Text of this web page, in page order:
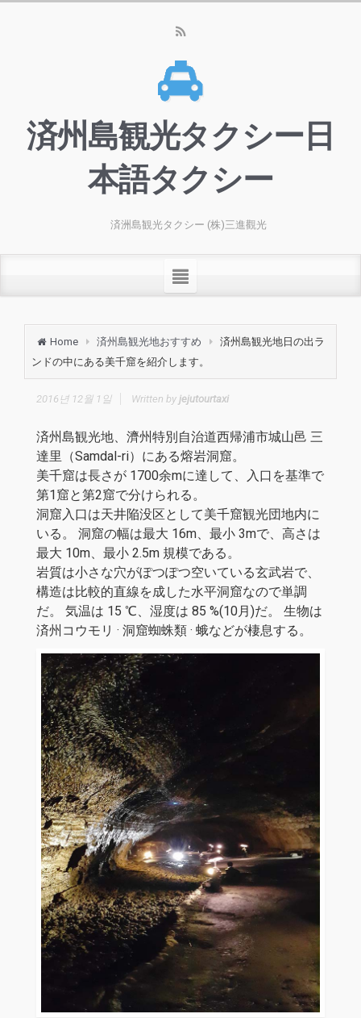
済州島観光タクシー日
本語タクシー
済洲島観光タクシー (株)三進觀光
Home 済州島観光地おすすめ
済州島観光地日の出ラ
ンドの中にある美千窟を紹介します。
2016년 12월 1일 Written by jejutourtaxi
済州島観光地、濟州特別自治道西帰浦市城山邑 三
達里（Samdal-ri）にある熔岩洞窟。
美千窟は長さが 1700余mに達して、入口を基準で
第1窟と第2窟で分けられる。
洞窟入口は天井陥没区として美千窟観光団地内に
いる。 洞窟の幅は最大 16m、最小 3mで、高さは
最大 10m、最小 2.5m 規模である。
岩質は小さな穴がぽつぽつ空いている玄武岩で、
構造は比較的直線を成した水平洞窟なので単調
だ。 気温は 15 ℃、湿度は 85 %(10月)だ。 生物は
済州コウモリ · 洞窟蜘蛛類 · 蛾などが棲息する。